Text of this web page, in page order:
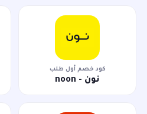
كود خصم أول طلب
نون - noon